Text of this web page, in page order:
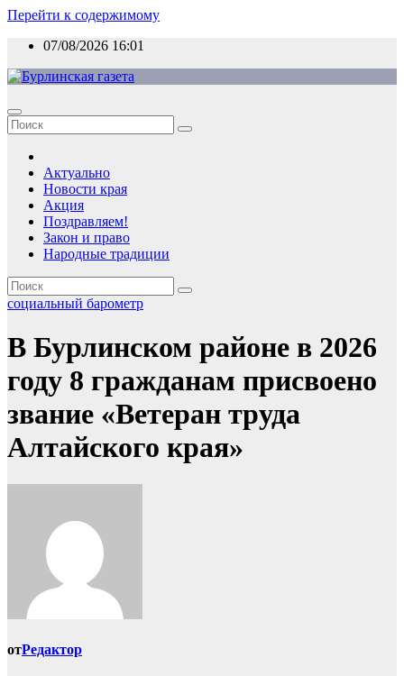
Перейти к содержимому
07/08/2026 16:01
Актуально
Новости края
Акция
Поздравляем!
Закон и право
Народные традиции
социальный барометр
В Бурлинском районе в 2026
году 8 гражданам присвоено
звание «Ветеран труда
Алтайского края»
отРедактор